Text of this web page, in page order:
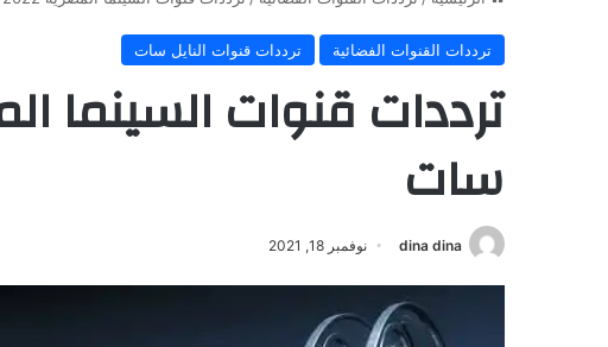
ترددات القنوات الفضائية ترددات قنوات النايل سات
سات
dina dina نوفمبر 18, 2021